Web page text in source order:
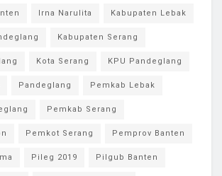
Irna Narulita Kabupaten Lebak
Kabupaten Serang
Kota Serang KPU Pandeglang
Pandeglang Pemkab Lebak
Pemkab Serang
Pemkot Serang Pemprov Banten
Pileg 2019 Pilgub Banten